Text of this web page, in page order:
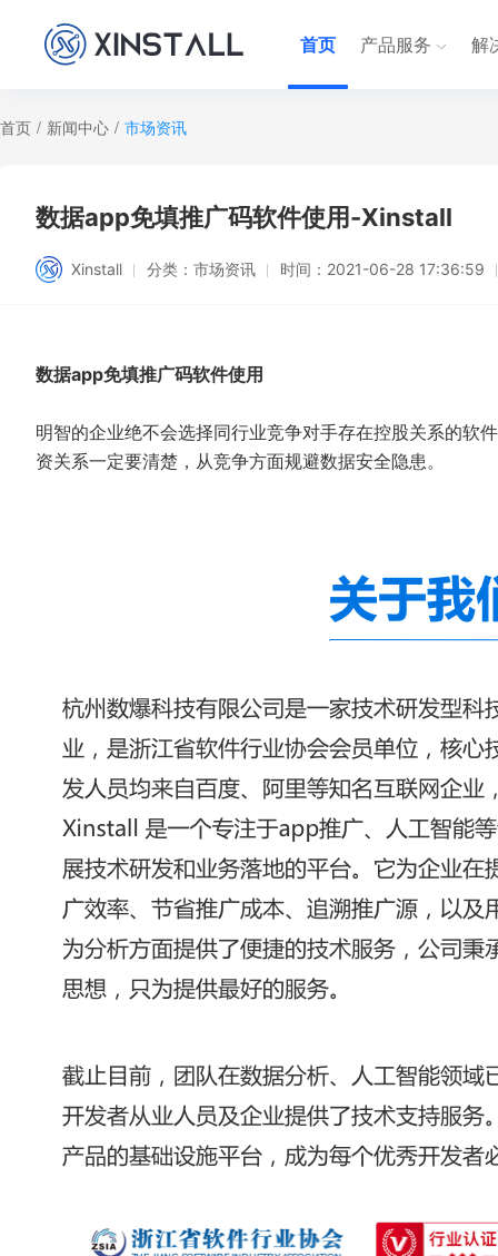
首页 产品服务 解
首页 / 新闻中心 / 市场资讯
数据app免填推广码软件使用-Xinstall
Xinstall 分类： 市场资讯 时间： 2021-06-28 17:36:59
数据app免填推广码软件使用
明智的企业绝不会选择同行业竞争对手存在控股关系的软
资关系一定要清楚，从竞争方面规避数据安全隐患。